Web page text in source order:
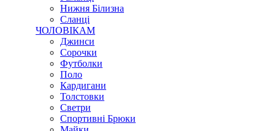
Нижня Білизна
Сланці
ЧОЛОВІКАМ
Джинси
Сорочки
Футболки
Поло
Кардигани
Толстовки
Светри
Спортивні Брюки